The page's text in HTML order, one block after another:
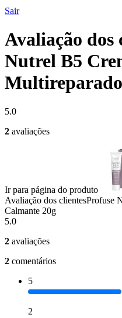
Sair
Avaliação dos
Nutrel B5
5.0
2 avaliações
Ir para página do produto
Avaliação dos clientesProfuse
Calmante 20g
5.0
2 avaliações
2 comentários
5
2